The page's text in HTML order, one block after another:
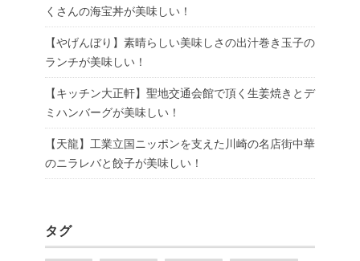
くさんの海宝丼が美味しい！
【やげんぼり】素晴らしい美味しさの出汁巻き玉子の
ランチが美味しい！
【キッチン大正軒】聖地交通会館で頂く生姜焼きとデ
ミハンバーグが美味しい！
【天龍】工業立国ニッポンを支えた川崎の名店街中華
のニラレバと餃子が美味しい！
タグ